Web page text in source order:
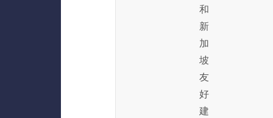
和
新
加
坡
友
好
建